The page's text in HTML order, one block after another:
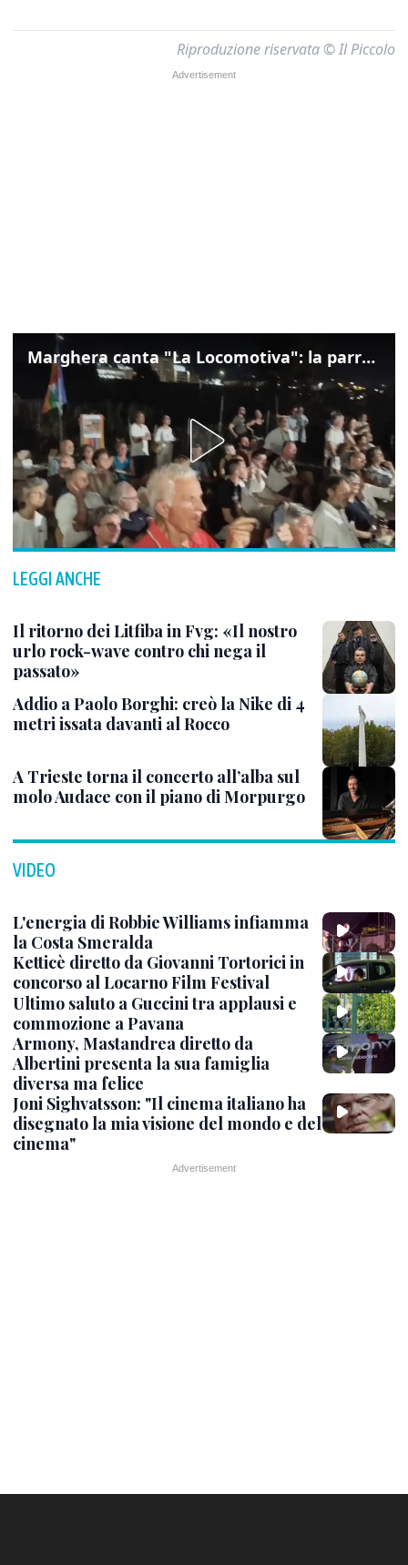
Riproduzione riservata © Il Piccolo
Marghera canta "La Locomotiva": la parrocchia della Cita ricorda Guccini
LEGGI ANCHE
Il ritorno dei Litfiba in Fvg: «Il nostro
urlo rock-wave contro chi nega il
passato»
Addio a Paolo Borghi: creò la Nike di 4
metri issata davanti al Rocco
A Trieste torna il concerto all’alba sul
molo Audace con il piano di Morpurgo
VIDEO
L'energia di Robbie Williams infiamma
la Costa Smeralda
Ketticè diretto da Giovanni Tortorici in
concorso al Locarno Film Festival
Ultimo saluto a Guccini tra applausi e
commozione a Pavana
Armony, Mastandrea diretto da
Albertini presenta la sua famiglia
diversa ma felice
Joni Sighvatsson: "Il cinema italiano ha
disegnato la mia visione del mondo e del
cinema"